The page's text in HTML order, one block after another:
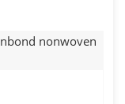
nonwoven